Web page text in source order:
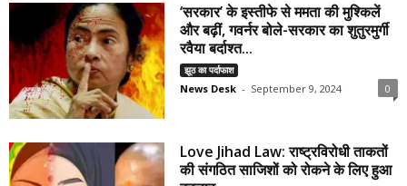
‘सरकार’ के इस्तीफे से ममता की मुश्किलें
और बढ़ीं, गवर्नर बोले-सरकार का शुतुरमुर्गी
रवैया बर्दाश्त...
झूठ का पर्दाफाश
News Desk - September 9, 2024 0
Love Jihad Law: राष्ट्रविरोधी ताकतों
की संगठित साजिशों को रोकने के लिए हुआ